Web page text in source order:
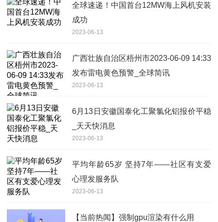
全球速递！中国首台12MW海上风机安装
成功
2023-06-13
广西壮族自治区梧州市2023-06-09 14:33
发布雷电黄色预警_全球简讯
2023-06-13
6月13日安徽国泰化工聚氯化铝报价平稳
_天天快消息
2023-06-13
平均年龄65岁 坚持7年——社区有支爱
心理发服务队
2023-06-13
【当前热闻】强制gpu渲染有什么用